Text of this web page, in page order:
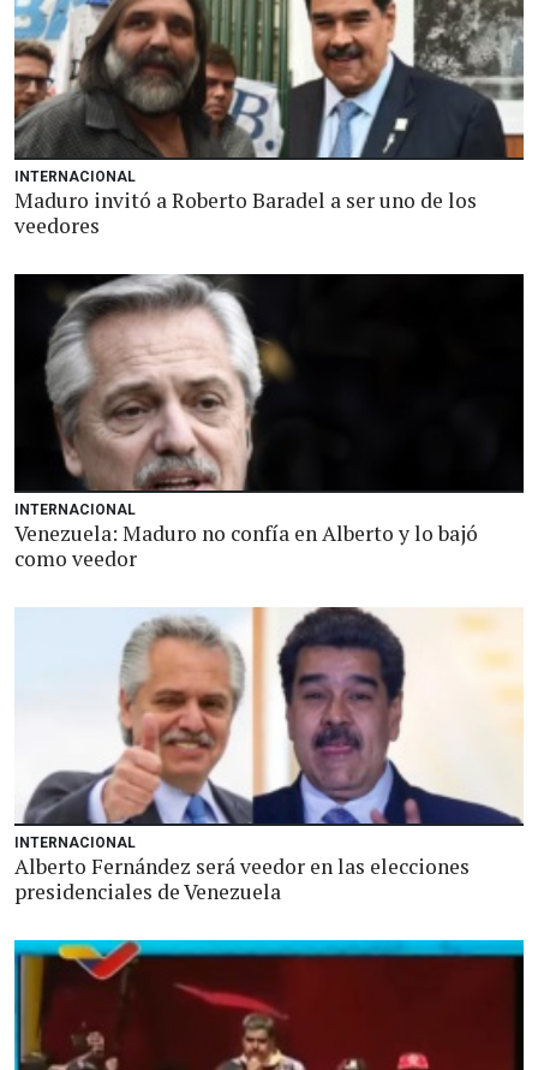
INTERNACIONAL
Maduro invitó a Roberto Baradel a ser uno de los
veedores
INTERNACIONAL
Venezuela: Maduro no confía en Alberto y lo bajó
como veedor
INTERNACIONAL
Alberto Fernández será veedor en las elecciones
presidenciales de Venezuela